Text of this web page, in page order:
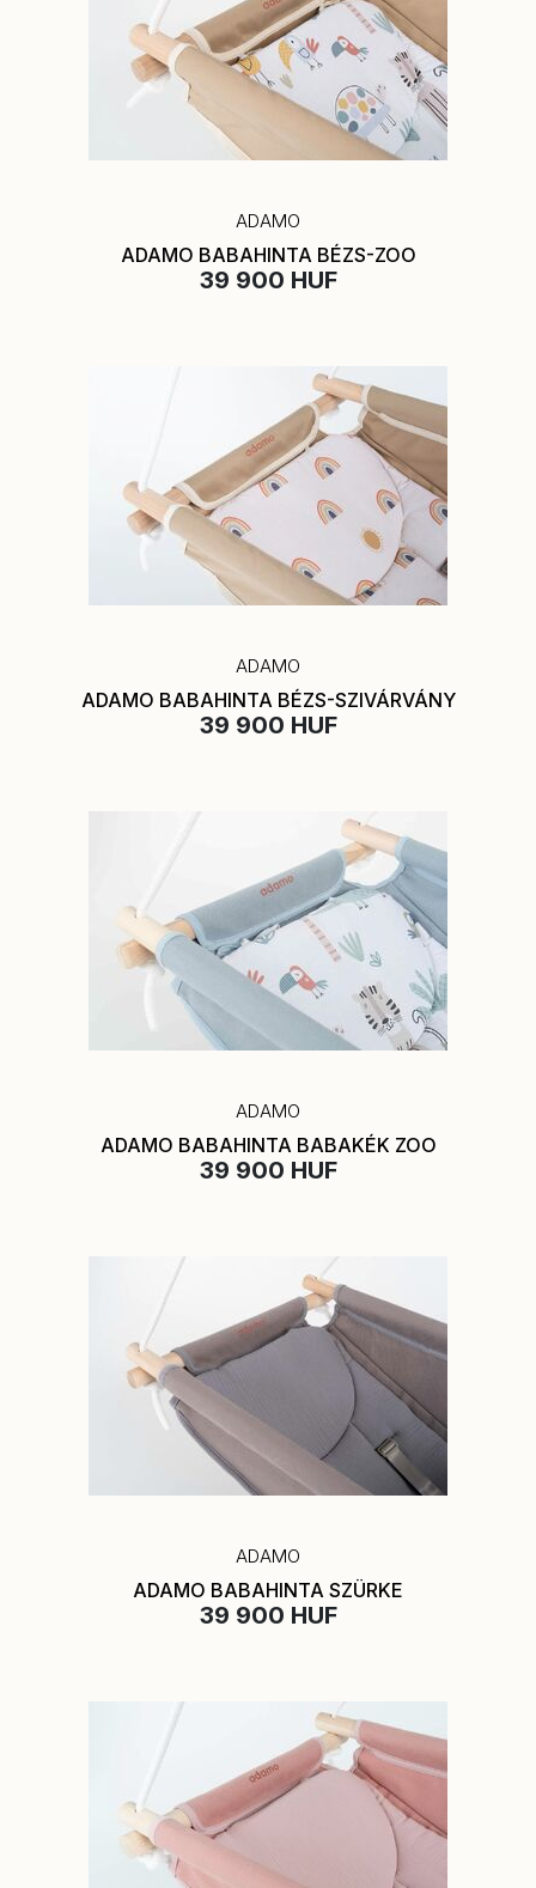
ADAMO
ADAMO BABAHINTA BÉZS-ZOO
39 900 HUF
ADAMO
ADAMO BABAHINTA BÉZS-SZIVÁRVÁNY
39 900 HUF
ADAMO
ADAMO BABAHINTA BABAKÉK ZOO
39 900 HUF
ADAMO
ADAMO BABAHINTA SZÜRKE
39 900 HUF